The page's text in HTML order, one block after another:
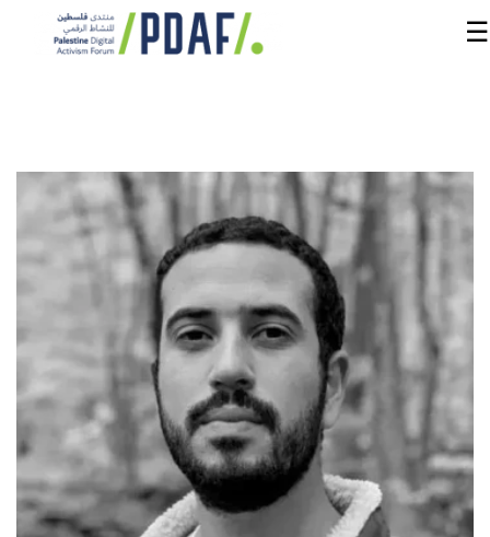
فعاليات
المنتدى
من
نحن
مدربون
ومتحدثون
سنوات
سابقة
☰